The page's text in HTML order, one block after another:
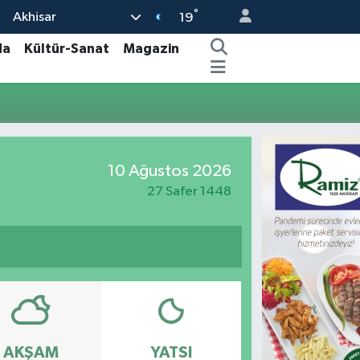
Akhisar 19°
Kültür-Sanat
Magazin
10 Ağustos 2026
27 Safer 1448
AKŞAM YATSI